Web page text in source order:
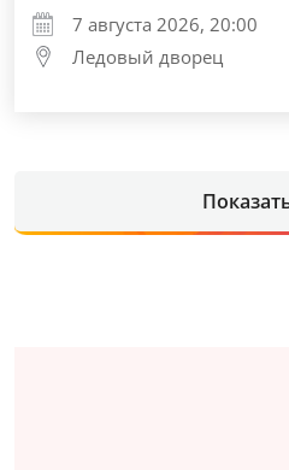
7 августа 2026, 20:00
Ледовый дворец